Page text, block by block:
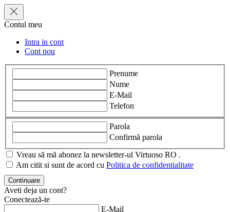
Contul meu
Intra in cont
Cont nou
Prenume
Nume
E-Mail
Telefon
Parola
Confirmă parola
Vreau să mă abonez la newsletter-ul Virtuoso RO .
Am citit si sunt de acord cu Politica de confidentialitate
Aveti deja un cont?
Conectează-te
E-Mail